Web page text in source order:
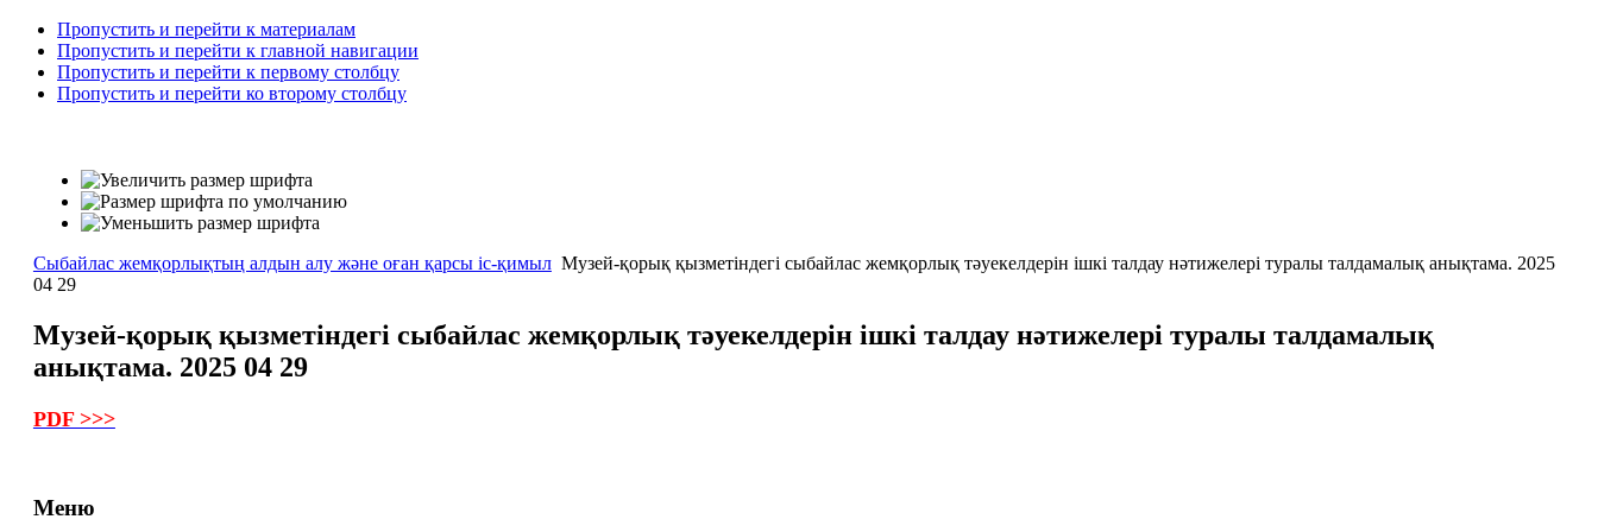
Пропустить и перейти к материалам
Пропустить и перейти к главной навигации
Пропустить и перейти к первому столбцу
Пропустить и перейти ко второму столбцу
Сыбайлас жемқорлықтың алдын алу және оған қарсы іс-қимыл Музей-қорық қызметіндегі сыбайлас жемқорлық тәуекелдерін ішкі талдау нәтижелері туралы талдамалық анықтама. 2025
04 29
Музей-қорық қызметіндегі сыбайлас жемқорлық тәуекелдерін ішкі талдау нәтижелері туралы талдамалық
анықтама. 2025 04 29
PDF >>>
Меню